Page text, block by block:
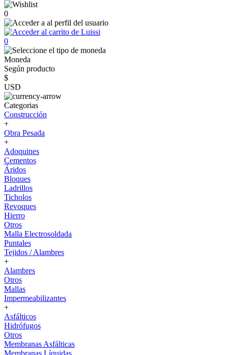
0
0
Moneda
Según producto
$
USD
Categorias
Construcción
+
Obra Pesada
+
Adoquines
Cementos
Áridos
Bloques
Ladrillos
Ticholos
Revoques
Hierro
Otros
Malla Electrosoldada
Puntales
Tejidos / Alambres
+
Alambres
Otros
Mallas
Impermeabilizantes
+
Asfálticos
Hidrófugos
Otros
Membranas Asfálticas
Membranas Líquidas